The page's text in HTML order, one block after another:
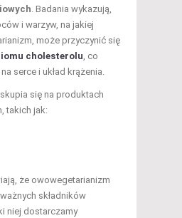
. Badania wykazują,
i warzyw, na jakiej
może przyczynić się
cholesterolu, co
serce i układ krążenia.
się na produktach
takich jak:
że owowegetarianizm
składników
niej dostarczamy